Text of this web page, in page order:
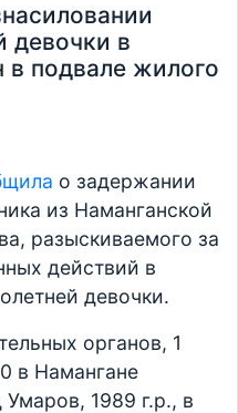
девочки в
в подвале жилого
о задержании
из Наманганской
разыскиваемого за
действий в
девочки.
органов, 1
в Намангане
1989 г.р., в